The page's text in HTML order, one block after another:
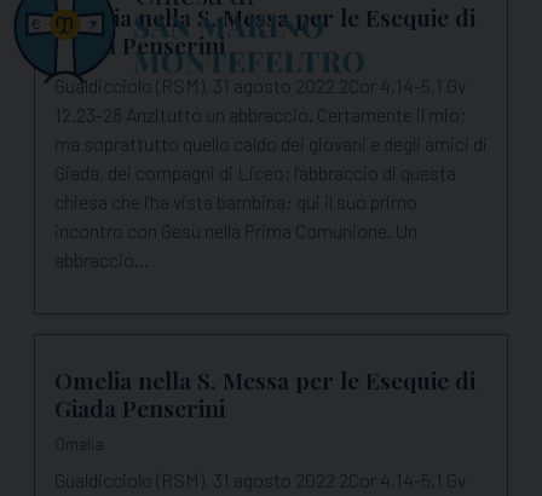
Omelia nella S. Messa per le Esequie di
Giada Penserini
Gualdicciolo (RSM), 31 agosto 2022 2Cor 4,14-5,1 Gv
12,23-28 Anzitutto un abbraccio. Certamente il mio;
ma soprattutto quello caldo dei giovani e degli amici di
Giada, dei compagni di Liceo; l’abbraccio di questa
chiesa che l’ha vista bambina: qui il suo primo
incontro con Gesù nella Prima Comunione. Un
abbraccio…
Omelia nella S. Messa per le Esequie di
Giada Penserini
Omelia
Gualdicciolo (RSM), 31 agosto 2022 2Cor 4,14-5,1 Gv